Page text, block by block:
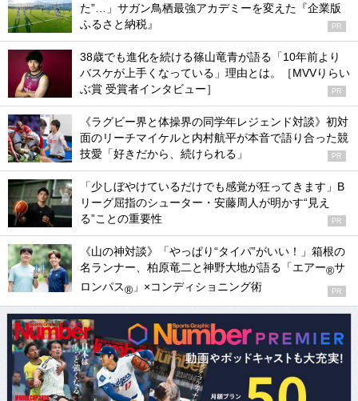
た”…」サガン鳥栖最強アカデミーを変えた『企業版
ふるさと納税』
PR
38歳でも進化を続ける篠山竜青が語る「10年前より
バスケが上手くなっている」理由とは。［MVVりらい
ぶ賞 受賞者インタビュー］
PR
《ラグビー界と体操界の同学年レジェンド対談》初対
面のリーチマイケルと内村航平が本音で語り合った競
技愛「好きだから、続けられる」
PR
「少しぼやけているだけでも感覚が狂ってきます」B
リーグ屈指のシューター・安藤周人が明かす“見え
る”ことの重要性
PR
《山の神対談》「やっぱり“タイパ”がいい！」箱根の
名ランナー、柏原竜二と神野大地が語る「エアー®サ
ロンパス® 」×コンディショニング術 PR